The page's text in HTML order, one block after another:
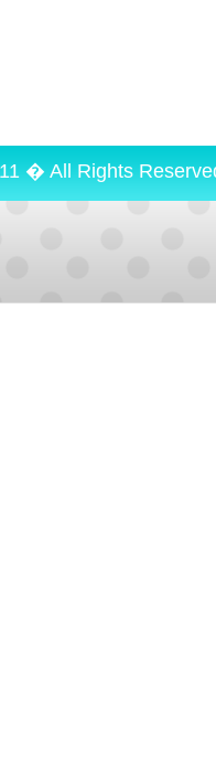
� All Rights